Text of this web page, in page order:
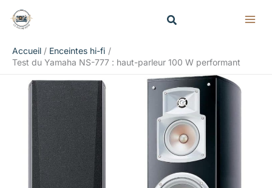
Accueil
Enceintes hi-fi
Test du Yamaha NS-777 : haut-parleur 100 W performant
Rechercher